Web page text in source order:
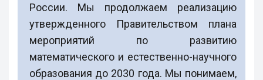
России. Мы продолжаем реализацию
утвержденного Правительством плана
мероприятий по развитию
математического и естественно-научного
образования до 2030 года. Мы понимаем,